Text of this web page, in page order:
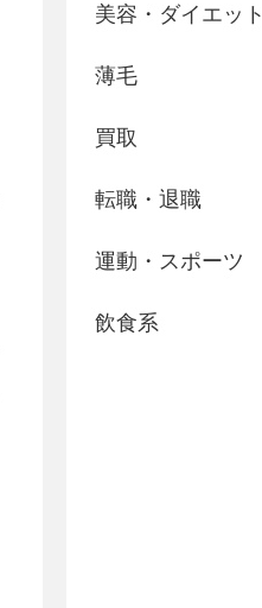
美容・ダイエット
薄毛
買取
転職・退職
運動・スポーツ
飲食系